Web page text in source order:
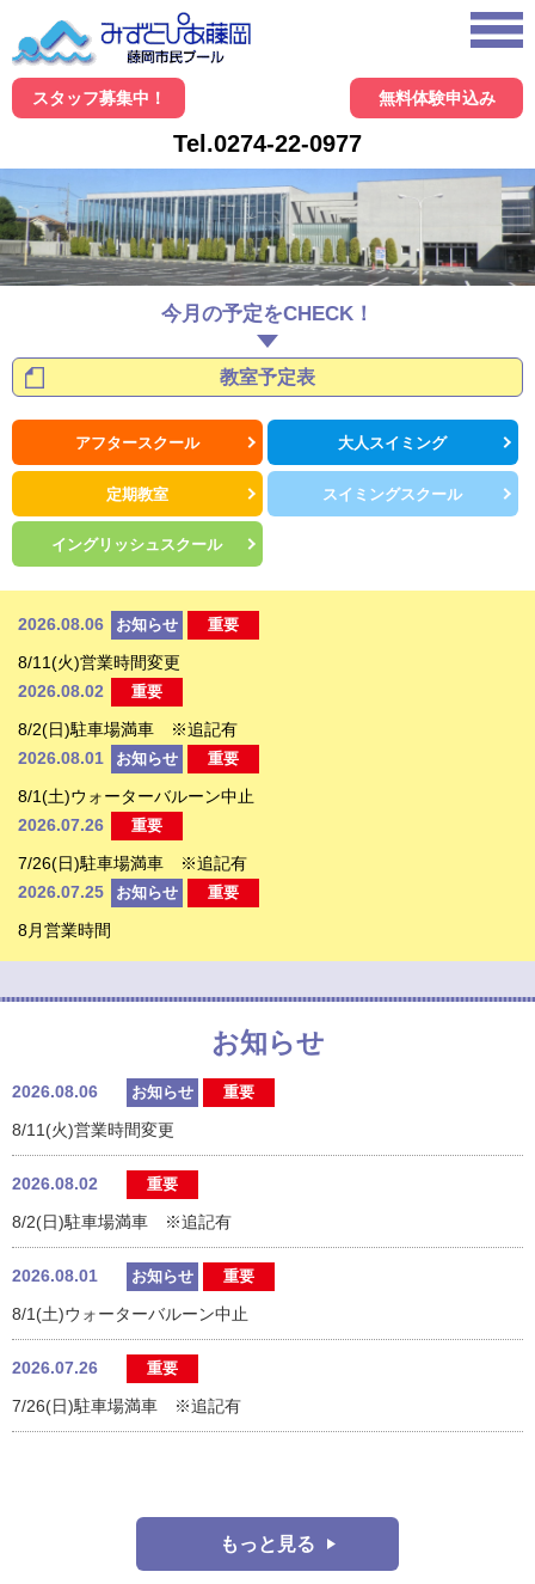
スタッフ募集中！ 無料体験申込み
Tel.0274-22-0977
今月の予定をCHECK！
教室予定表
アフタースクール 大人スイミング
定期教室 スイミングスクール
イングリッシュスクール
2026.08.06 お知らせ 重要
8/11(火)営業時間変更
2026.08.02
重要
8/2(日)駐車場満車 ※追記有
2026.08.01
お知らせ 重要
8/1(土)ウォーターバルーン中止
2026.07.26
重要
7/26(日)駐車場満車 ※追記有
2026.07.25
お知らせ 重要
8月営業時間
お知らせ
2026.08.06 お知らせ 重要
8/11(火)営業時間変更
2026.08.02 重要
8/2(日)駐車場満車 ※追記有
2026.08.01 お知らせ 重要
8/1(土)ウォーターバルーン中止
2026.07.26 重要
7/26(日)駐車場満車 ※追記有
もっと見る